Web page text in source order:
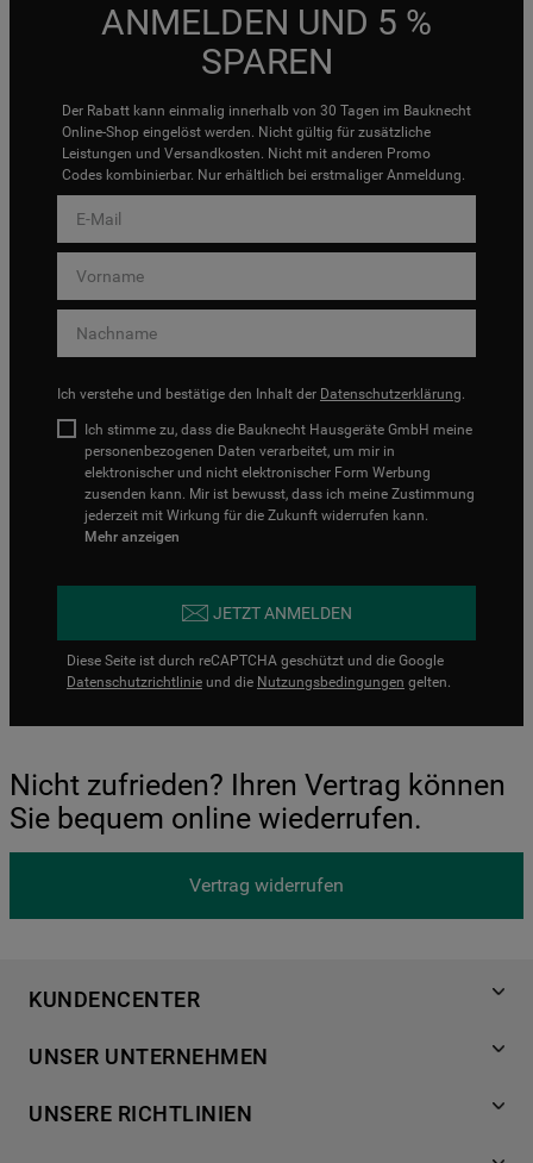
ANMELDEN UND 5 %
SPAREN
Der Rabatt kann einmalig innerhalb von 30 Tagen im Bauknecht
Online-Shop eingelöst werden. Nicht gültig für zusätzliche
Leistungen und Versandkosten. Nicht mit anderen Promo
Codes kombinierbar. Nur erhältlich bei erstmaliger Anmeldung.
Ich verstehe und bestätige den Inhalt der Datenschutzerklärung.
Ich stimme zu, dass die Bauknecht Hausgeräte GmbH meine
personenbezogenen Daten verarbeitet, um mir in
elektronischer und nicht elektronischer Form Werbung
zusenden kann. Mir ist bewusst, dass ich meine Zustimmung
jederzeit mit Wirkung für die Zukunft widerrufen kann.
Mehr anzeigen
JETZT ANMELDEN
Diese Seite ist durch reCAPTCHA geschützt und die Google
Datenschutzrichtlinie und die Nutzungsbedingungen gelten.
Nicht zufrieden? Ihren Vertrag können
Sie bequem online wiederrufen.
Vertrag widerrufen
KUNDENCENTER
Händlersuche
Häufige Fragen
UNSER UNTERNEHMEN
Für Händler
UNSERE RICHTLINIEN